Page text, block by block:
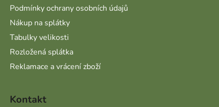
Podmínky ochrany osobních údajů
Nákup na splátky
Tabulky velikosti
Rozložená splátka
Reklamace a vrácení zboží
Kontakt